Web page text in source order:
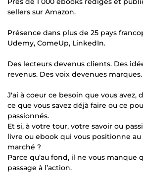
sellers sur Amazon.
Présence dans plus de 25 pays
Udemy, ComeUp, LinkedIn.
Des lecteurs devenus clients. Des
revenus. Des voix devenues marques.
J'ai à coeur ce besoin que vous avez,
ce que vous savez déjà faire ou ce
passionnés.
Et si, à votre tour, votre savoir ou
livre ou ebook qui vous positionne
marché ?
Parce qu’au fond, il ne vous manque
passage à l’action.